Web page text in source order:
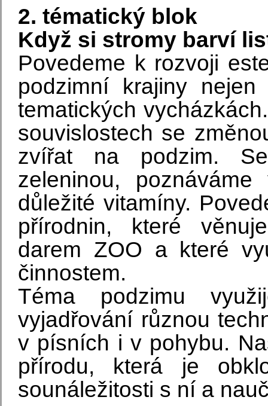
2. tématický blok
Když si stromy barví
Povedeme k rozvoji
podzimní krajiny
tematických
souvislostech se
zvířat na podzim.
zeleninou,
důležité vitamíny.
přírodnin, které
darem ZOO a které
činnostem.
Téma podzimu
vyjadřování různou
v písních i v pohybu.
přírodu, která je
sounáležitosti s ní a